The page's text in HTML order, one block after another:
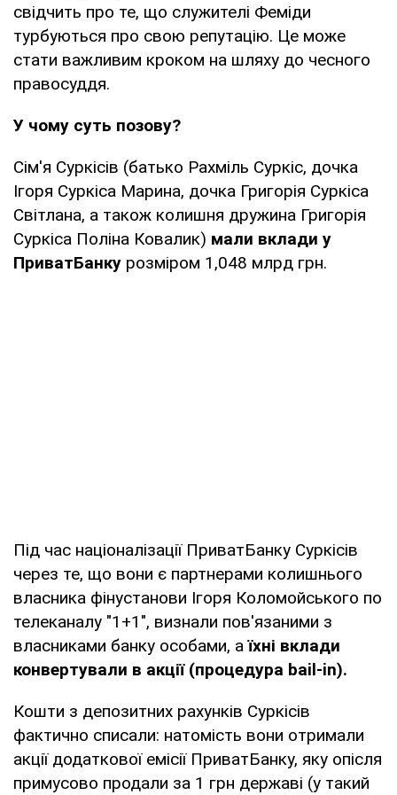
свідчить про те, що служителі Феміди
турбуються про свою репутацію. Це може
стати важливим кроком на шляху до чесного
правосуддя.
У чому суть позову?
Сім'я Суркісів (батько Рахміль Суркіс, дочка
Ігоря Суркіса Марина, дочка Григорія Суркіса
Світлана, а також колишня дружина Григорія
Суркіса Поліна Ковалик) мали вклади у
ПриватБанку розміром 1,048 млрд грн.
Під час націоналізації ПриватБанку Суркісів
через те, що вони є партнерами колишнього
власника фінустанови Ігоря Коломойського по
телеканалу "1+1", визнали пов'язаними з
власниками банку особами, аїхні вклади
конвертували в акції (процедура bail-in).
Кошти з депозитних рахунків Суркісів
фактично списали: натомість вони отримали
акції додаткової емісії ПриватБанку, яку опісля
примусово продали за 1 грн державі (у такий